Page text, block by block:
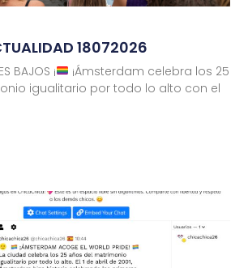
18072026
BAJOS ¡
¡Ámsterdam celebra los 25
igualitario por todo lo alto con el